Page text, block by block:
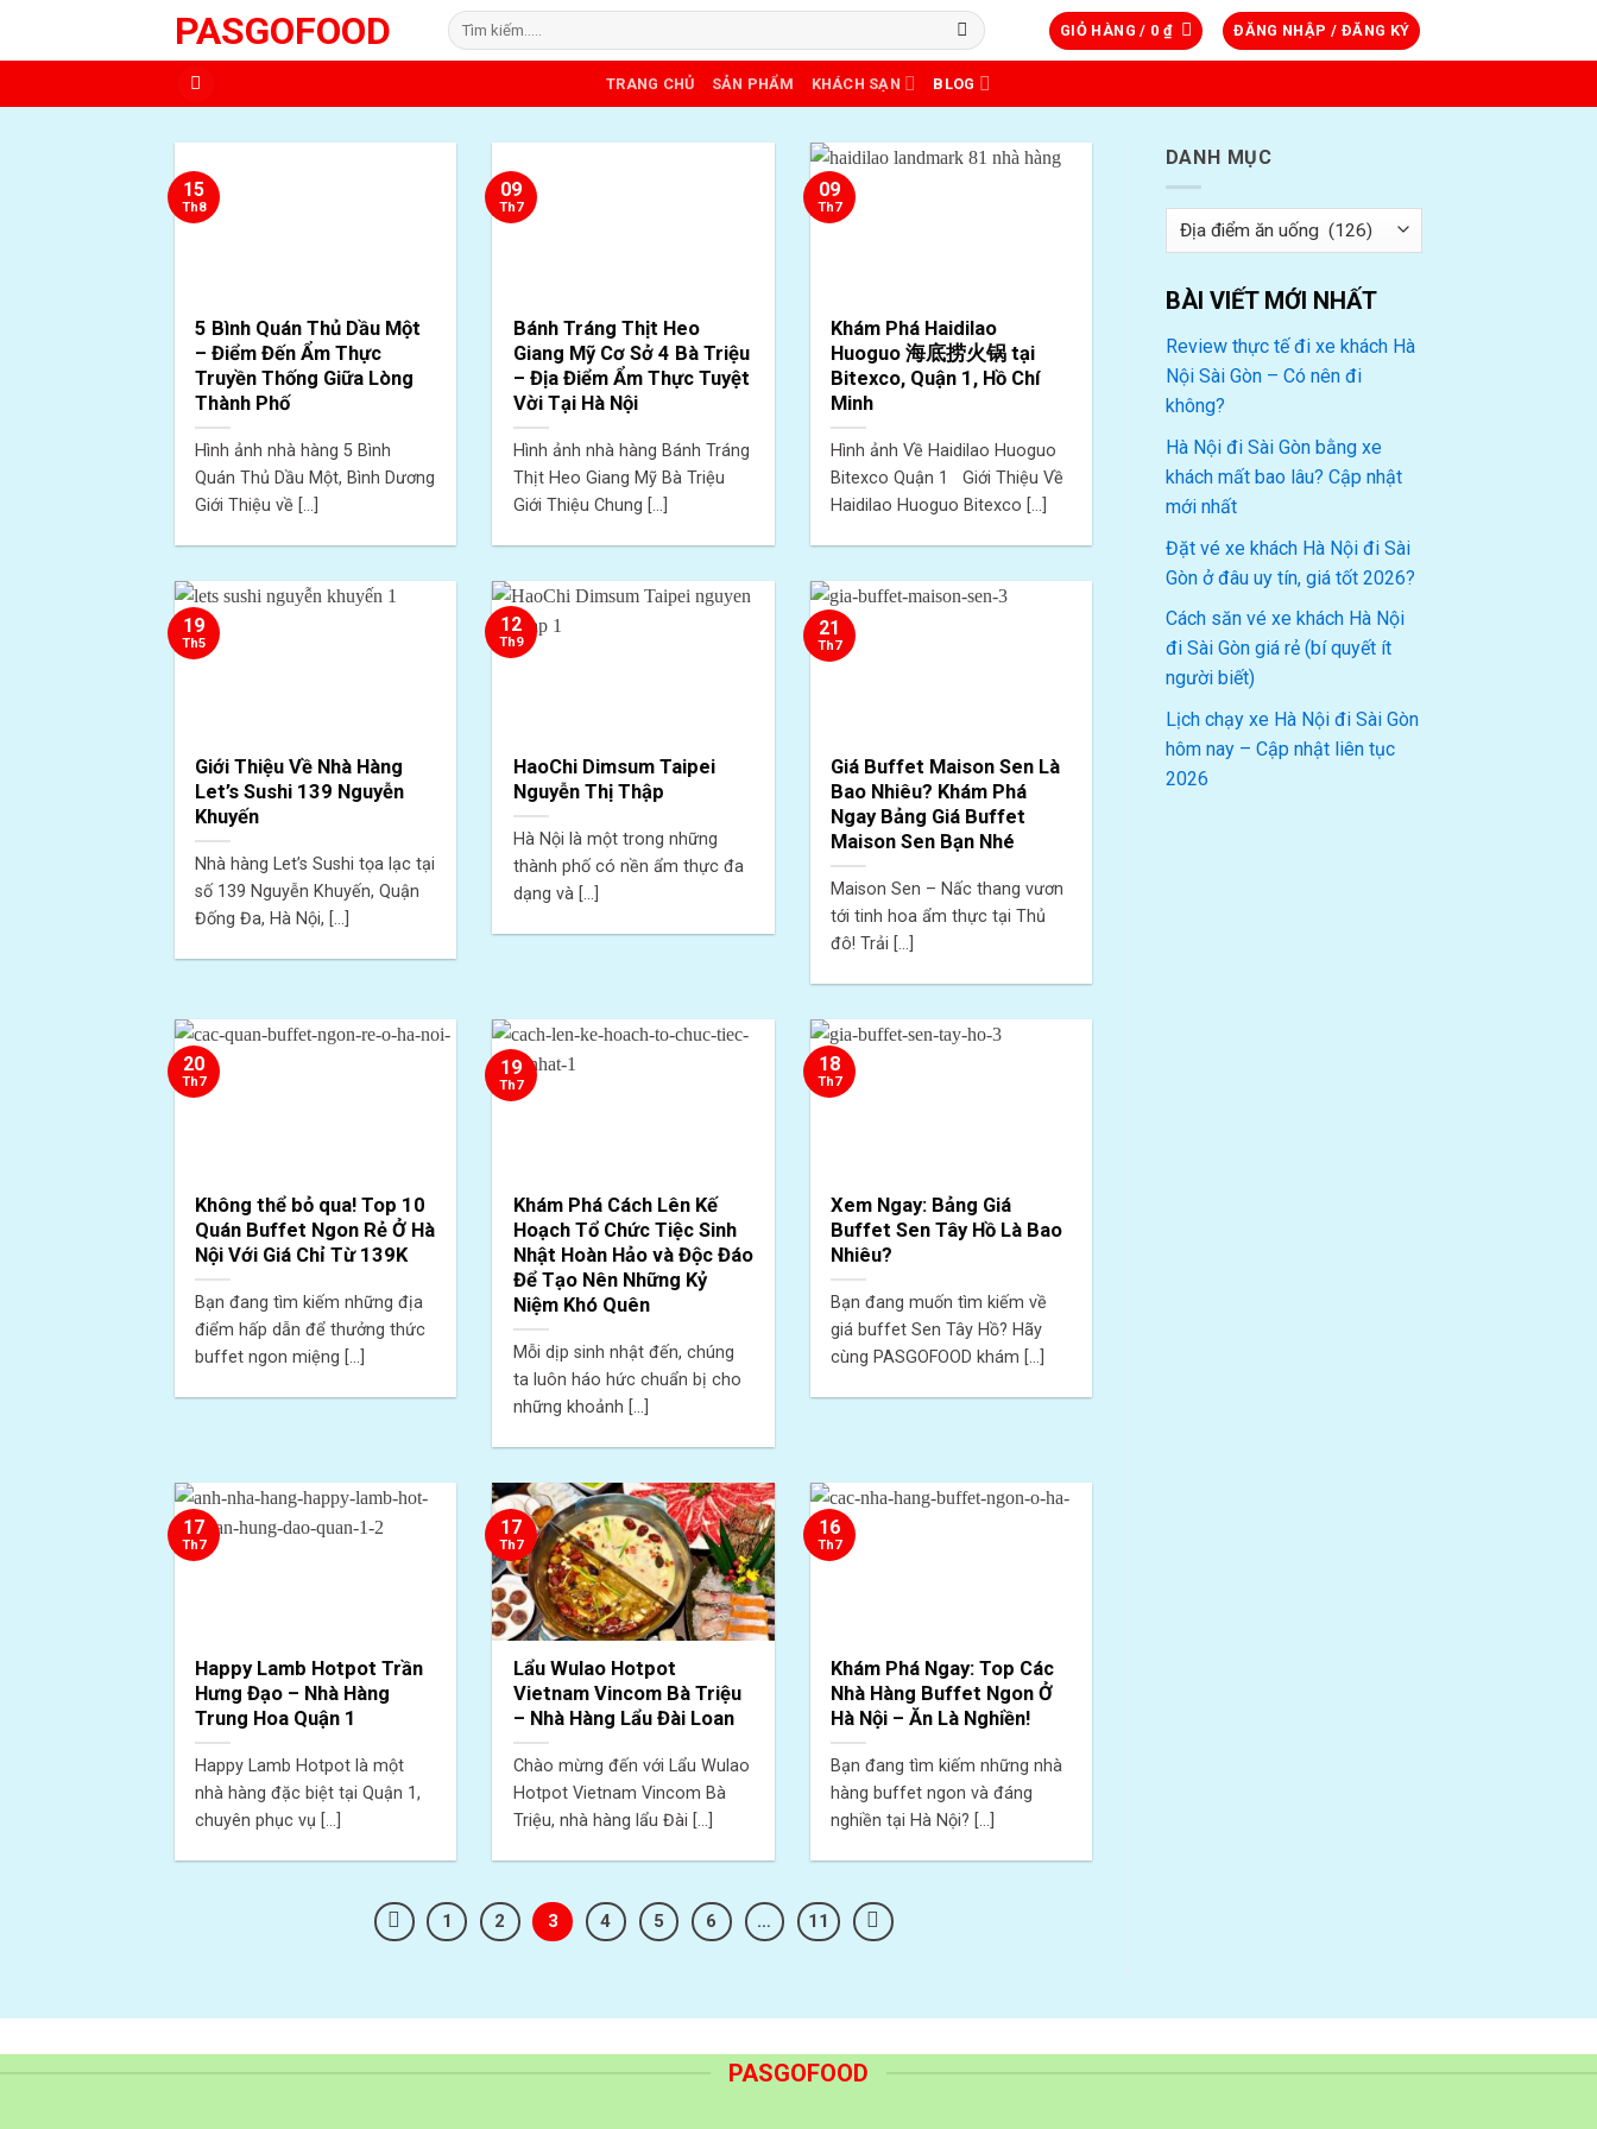
PASGOFOOD
Tìm
kiếm:
GIỎ HÀNG / 0 ₫ ĐĂNG NHẬP / ĐĂNG KÝ
TRANG CHỦ SẢN PHẨM KHÁCH SẠN BLOG
5 Bình Quán Thủ Dầu Một
– Điểm Đến Ẩm Thực
Truyền Thống Giữa Lòng
Thành Phố
Hình ảnh nhà hàng 5 Bình
Quán Thủ Dầu Một, Bình Dương
Giới Thiệu về [...]
15
Th8
Bánh Tráng Thịt Heo
Giang Mỹ Cơ Sở 4 Bà Triệu
– Địa Điểm Ẩm Thực Tuyệt
Vời Tại Hà Nội
Hình ảnh nhà hàng Bánh Tráng
Thịt Heo Giang Mỹ Bà Triệu
Giới Thiệu Chung [...]
09
Th7
Khám Phá Haidilao
Huoguo 海底捞火锅 tại
Bitexco, Quận 1, Hồ Chí
Minh
Hình ảnh Về Haidilao Huoguo
Bitexco Quận 1 Giới Thiệu Về
Haidilao Huoguo Bitexco [...]
09
Th7
Giới Thiệu Về Nhà Hàng
Let’s Sushi 139 Nguyễn
Khuyến
Nhà hàng Let’s Sushi tọa lạc tại
số 139 Nguyễn Khuyến, Quận
Đống Đa, Hà Nội, [...]
19
Th5
HaoChi Dimsum Taipei
Nguyễn Thị Thập
Hà Nội là một trong những
thành phố có nền ẩm thực đa
dạng và [...]
12
Th9
Giá Buffet Maison Sen Là
Bao Nhiêu? Khám Phá
Ngay Bảng Giá Buffet
Maison Sen Bạn Nhé
Maison Sen – Nấc thang vươn
tới tinh hoa ẩm thực tại Thủ
đô! Trải [...]
21
Th7
Không thể bỏ qua! Top 10
Quán Buffet Ngon Rẻ Ở Hà
Nội Với Giá Chỉ Từ 139K
Bạn đang tìm kiếm những địa
điểm hấp dẫn để thưởng thức
buffet ngon miệng [...]
20
Th7
Khám Phá Cách Lên Kế
Hoạch Tổ Chức Tiệc Sinh
Nhật Hoàn Hảo và Độc Đáo
Để Tạo Nên Những Kỷ
Niệm Khó Quên
Mỗi dịp sinh nhật đến, chúng
ta luôn háo hức chuẩn bị cho
những khoảnh [...]
19
Th7
Xem Ngay: Bảng Giá
Buffet Sen Tây Hồ Là Bao
Nhiêu?
Bạn đang muốn tìm kiếm về
giá buffet Sen Tây Hồ? Hãy
cùng PASGOFOOD khám [...]
18
Th7
Happy Lamb Hotpot Trần
Hưng Đạo – Nhà Hàng
Trung Hoa Quận 1
Happy Lamb Hotpot là một
nhà hàng đặc biệt tại Quận 1,
chuyên phục vụ [...]
17
Th7
Lẩu Wulao Hotpot
Vietnam Vincom Bà Triệu
– Nhà Hàng Lẩu Đài Loan
Chào mừng đến với Lẩu Wulao
Hotpot Vietnam Vincom Bà
Triệu, nhà hàng lẩu Đài [...]
17
Th7
Khám Phá Ngay: Top Các
Nhà Hàng Buffet Ngon Ở
Hà Nội – Ăn Là Nghiền!
Bạn đang tìm kiếm những nhà
hàng buffet ngon và đáng
nghiền tại Hà Nội? [...]
16
Th7
1 2 3 4 5 6 … 11
DANH MỤC
Danh
mục
BÀI VIẾT MỚI NHẤT
Review thực tế đi xe khách Hà
Nội Sài Gòn – Có nên đi
không?
Hà Nội đi Sài Gòn bằng xe
khách mất bao lâu? Cập nhật
mới nhất
Đặt vé xe khách Hà Nội đi Sài
Gòn ở đâu uy tín, giá tốt 2026?
Cách săn vé xe khách Hà Nội
đi Sài Gòn giá rẻ (bí quyết ít
người biết)
Lịch chạy xe Hà Nội đi Sài Gòn
hôm nay – Cập nhật liên tục
2026
PASGOFOOD